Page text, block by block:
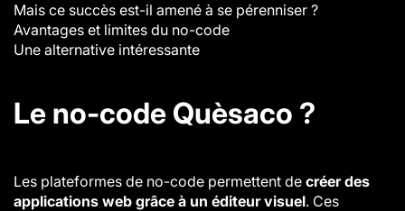
Mais ce succès est-il amené à se pérenniser ?
Avantages et limites du no-code
Une alternative intéressante
Le no-code Quèsaco ?
Les plateformes de no-code permettent de créer des
applications web grâce à un éditeur visuel. Ces